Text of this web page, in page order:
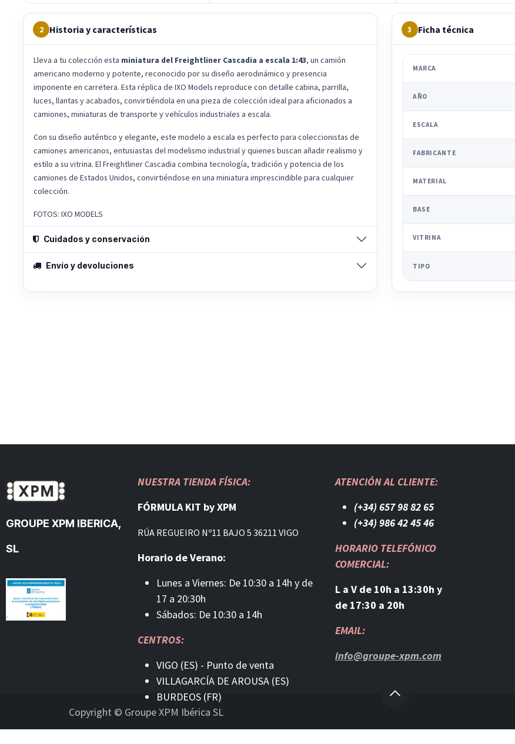
2 Historia y características
Lleva a tu colección esta miniatura del Freightliner Cascadia a escala 1:43, un camión
americano moderno y potente, reconocido por su diseño aerodinámico y presencia
imponente en carretera. Esta réplica de IXO Models reproduce con detalle cabina, parrilla,
luces, llantas y acabados, convirtiéndola en una pieza de colección ideal para aficionados a
camiones, miniaturas de transporte y vehículos industriales a escala.
Con su diseño auténtico y elegante, este modelo a escala es perfecto para coleccionistas de
camiones americanos, entusiastas del modelismo industrial y quienes buscan añadir realismo y
estilo a su vitrina. El Freightliner Cascadia combina tecnología, tradición y potencia de los
camiones de Estados Unidos, convirtiéndose en una miniatura imprescindible para cualquier
colección.
FOTOS: IXO MODELS
Cuidados y conservación
Envío y devoluciones
3 Ficha técnica
MARCA
AÑO
ESCALA
FABRICANTE
MATERIAL
BASE
VITRINA
TIPO
GROUPE XPM IBERICA,
SL
NUESTRA TIENDA FÍSICA:
FÓRMULA KIT by XPM
RÚA REGUEIRO Nº11 BAJO 5 36211 VIGO
Horario de Verano:
Lunes a Viernes: De 10:30 a 14h y de
17 a 20:30h
Sábados: De 10:30 a 14h
CENTROS:
VIGO (ES) - Punto de venta
VILLAGARCÍA DE AROUSA (ES)
BURDEOS (FR)
ATENCIÓN AL CLIENTE:
(+34) 657 98 82 65
(+34) 986 42 45 46​
HORARIO TELEFÓNICO
COMERCIAL:
L a V de 10h a 13:30h y
de 17:30 a 20h
EMAIL:
info@groupe-xpm.com
Copyright © Groupe XPM Ibérica SL